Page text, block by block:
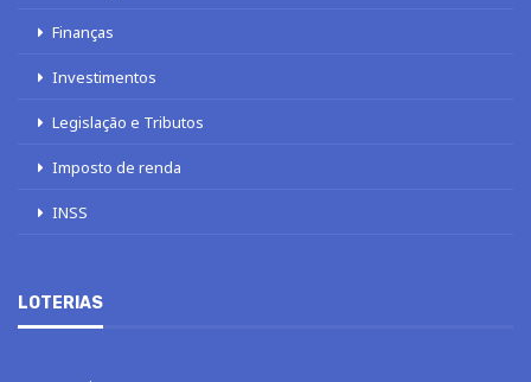
Finanças
Investimentos
Legislação e Tributos
Imposto de renda
INSS
LOTERIAS